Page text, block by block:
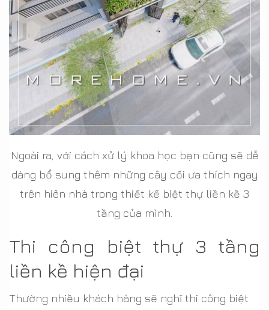
Ngoài ra, với cách xử lý khoa học bạn cũng sẽ dễ
dàng bổ sung thêm những cây cối ưa thích ngay
trên hiên nhà trong thiết kế biệt thự liền kề 3
tầng của mình.
Thi công biệt thự 3 tầng
liền kề hiện đại
Thường nhiều khách hàng sẽ nghĩ thi công biệt